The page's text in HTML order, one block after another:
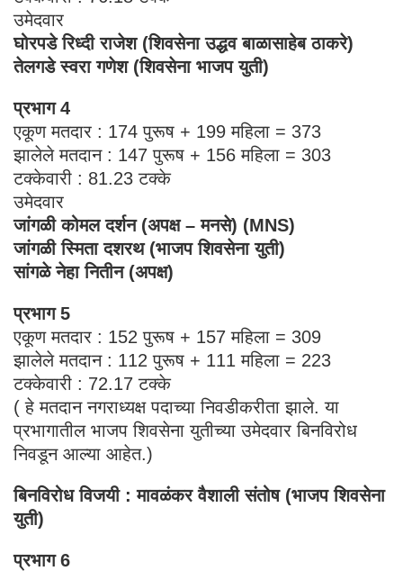
उमेदवार
घोरपडे रिध्दी राजेश (शिवसेना उद्धव बाळासाहेब ठाकरे)
तेलगडे स्वरा गणेश (शिवसेना भाजप युती)
प्रभाग 4
एकूण मतदार : 174 पुरूष + 199 महिला = 373
झालेले मतदान : 147 पुरूष + 156 महिला = 303
टक्केवारी : 81.23 टक्के
उमेदवार
जांगळी कोमल दर्शन (अपक्ष – मनसे) (MNS)
जांगळी स्मिता दशरथ (भाजप शिवसेना युती)
सांगळे नेहा नितीन (अपक्ष)
प्रभाग 5
एकूण मतदार : 152 पुरूष + 157 महिला = 309
झालेले मतदान : 112 पुरूष + 111 महिला = 223
टक्केवारी : 72.17 टक्के
( हे मतदान नगराध्यक्ष पदाच्या निवडीकरीता झाले. या
प्रभागातील भाजप शिवसेना युतीच्या उमेदवार बिनविरोध
निवडून आल्या आहेत.)
बिनविरोध विजयी : मावळंकर वैशाली संतोष (भाजप शिवसेना
युती)
प्रभाग 6